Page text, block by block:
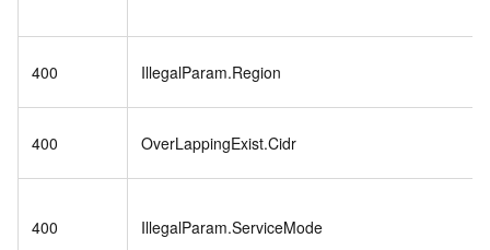
400 IllegalParam.Region
400 OverLappingExist.Cidr
400 IllegalParam.ServiceMode